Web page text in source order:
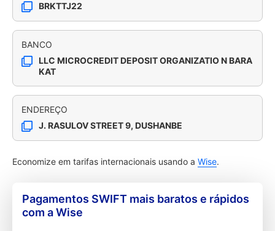
BRKTTJ22
BANCO
LLC MICROCREDIT DEPOSIT ORGANIZATIO N BARA
KAT
ENDEREÇO
J. RASULOV STREET 9, DUSHANBE
Economize em tarifas internacionais usando a Wise.
Pagamentos SWIFT mais baratos e rápidos
com a Wise